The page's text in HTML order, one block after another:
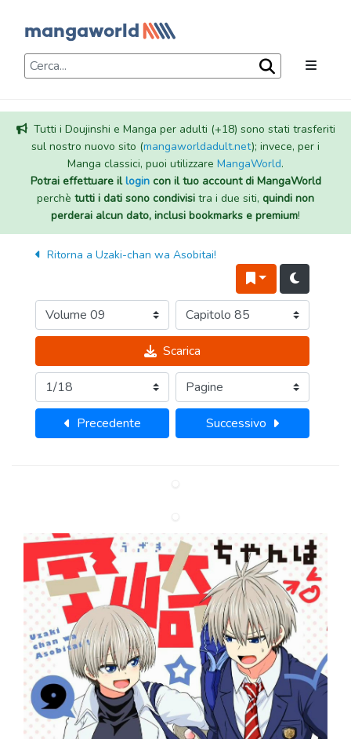
Tutti i Doujinshi e Manga per adulti (+18) sono stati trasferiti
sul nostro nuovo sito (mangaworldadult.net); invece, per i
Manga classici, puoi utilizzare MangaWorld.
Potrai effettuare illogincon il tuo account di MangaWorld
perchè tutti i dati sono condivisi tra i due siti, quindi non
perderai alcun dato, inclusi bookmarks e premium!
Ritorna a Uzaki-chan wa Asobitai!
Scarica
Precedente Successivo